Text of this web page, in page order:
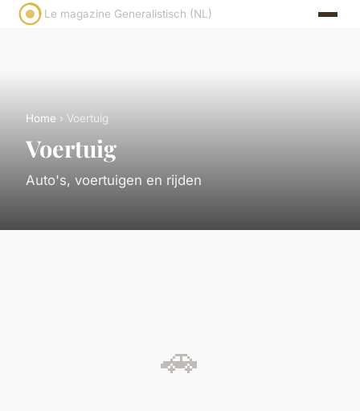
Le magazine Generalistisch (NL)
Home › Voertuig
Voertuig
Auto's, voertuigen en rijden
🚗